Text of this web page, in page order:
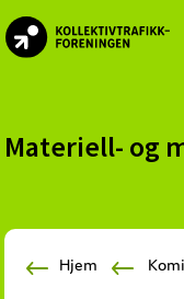
Skip
to
Skip
to
Skip
to
offentlige
kjøper
Materiell- og
Hjem